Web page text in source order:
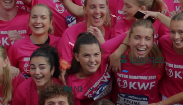
Inloggen
NL